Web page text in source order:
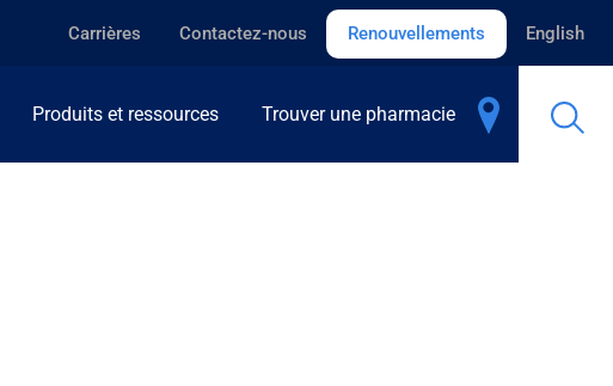
Carrières Contactez-nous Renouvellements English
Produits et ressources Trouver une pharmacie